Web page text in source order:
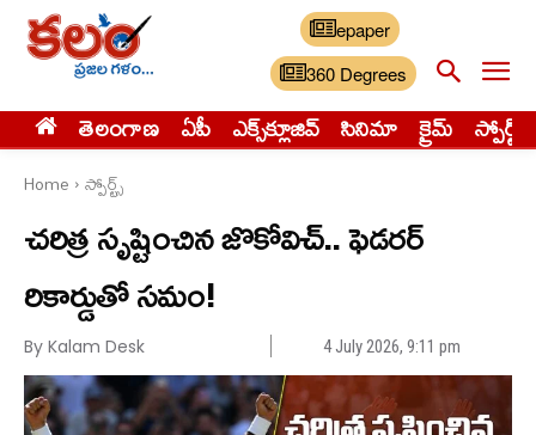
epaper
360 Degrees
తెలంగాణ ఏపీ ఎక్స్‌క్లూజివ్‌ సినిమా క్రైమ్ స్పోర్ట్స్
Home స్పోర్ట్స్‌
చ‌రిత్ర సృష్టించిన‌ జొకోవిచ్.. ఫెడరర్
రికార్డుతో సమం!
By Kalam Desk 4 July 2026, 9:11 pm